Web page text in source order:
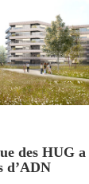
des HUG a
d’ADN